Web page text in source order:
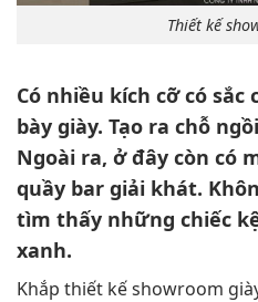
Thiết kế
Có nhiều kích cỡ có
bày giày. Tạo ra chỗ
Ngoài ra, ở đây còn có
quầy bar giải khát.
tìm thấy những chiếc
xanh.
Khắp thiết kế showroom